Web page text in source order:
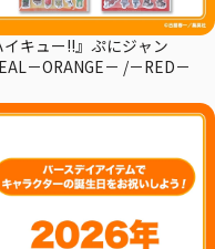
イキュー!!』ぷにジャン
－ORANGE－ /－RED－